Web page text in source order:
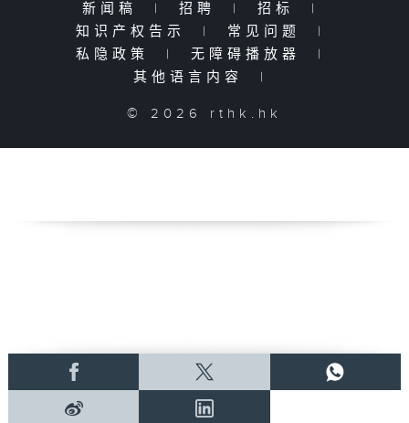
新闻稿 | 招聘 | 招标
|
知识产权告示
| 常见问题
|
私隐政策
| 无障碍播放器
|
其他语言内容
|
© 2026 rthk.hk